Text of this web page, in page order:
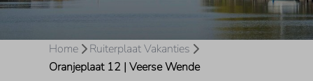
Home
Ruiterplaat Vakanties
Oranjeplaat 12 | Veerse Wende